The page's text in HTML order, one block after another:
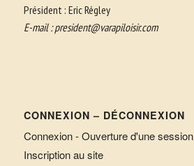
Président : Eric Régley
E-mail :president@varapiloisir.com
CONNEXION – DÉCONNEXION
Connexion - Ouverture d'une session
Inscription au site